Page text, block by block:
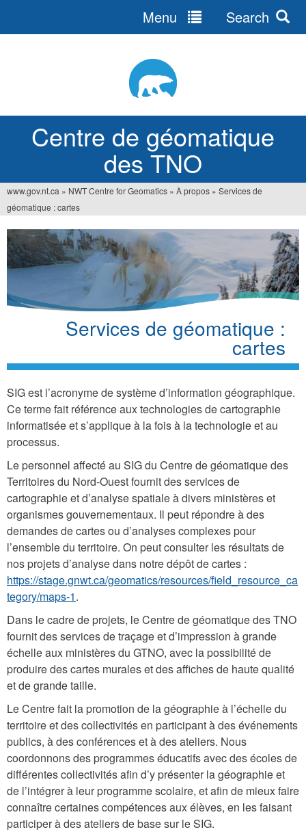
Centre de géomatique
des TNO
Menu Search
You
are
here
www.gov.nt.ca » NWT Centre for Geomatics » À propos » Services de
géomatique : cartes
Services de géomatique :
cartes
SIG est l’acronyme de système d’information géographique.
Ce terme fait référence aux technologies de cartographie
informatisée et s’applique à la fois à la technologie et au
processus.
Le personnel affecté au SIG du Centre de géomatique des
Territoires du Nord-Ouest fournit des services de
cartographie et d’analyse spatiale à divers ministères et
organismes gouvernementaux. Il peut répondre à des
demandes de cartes ou d’analyses complexes pour
l’ensemble du territoire. On peut consulter les résultats de
nos projets d’analyse dans notre dépôt de cartes :
https://stage.gnwt.ca/geomatics/resources/field_resource_ca
tegory/maps-1.
Dans le cadre de projets, le Centre de géomatique des TNO
fournit des services de traçage et d’impression à grande
échelle aux ministères du GTNO, avec la possibilité de
produire des cartes murales et des affiches de haute qualité
et de grande taille.
Le Centre fait la promotion de la géographie à l’échelle du
territoire et des collectivités en participant à des événements
publics, à des conférences et à des ateliers. Nous
coordonnons des programmes éducatifs avec des écoles de
différentes collectivités afin d’y présenter la géographie et
de l’intégrer à leur programme scolaire, et afin de mieux faire
connaître certaines compétences aux élèves, en les faisant
participer à des ateliers de base sur le SIG.